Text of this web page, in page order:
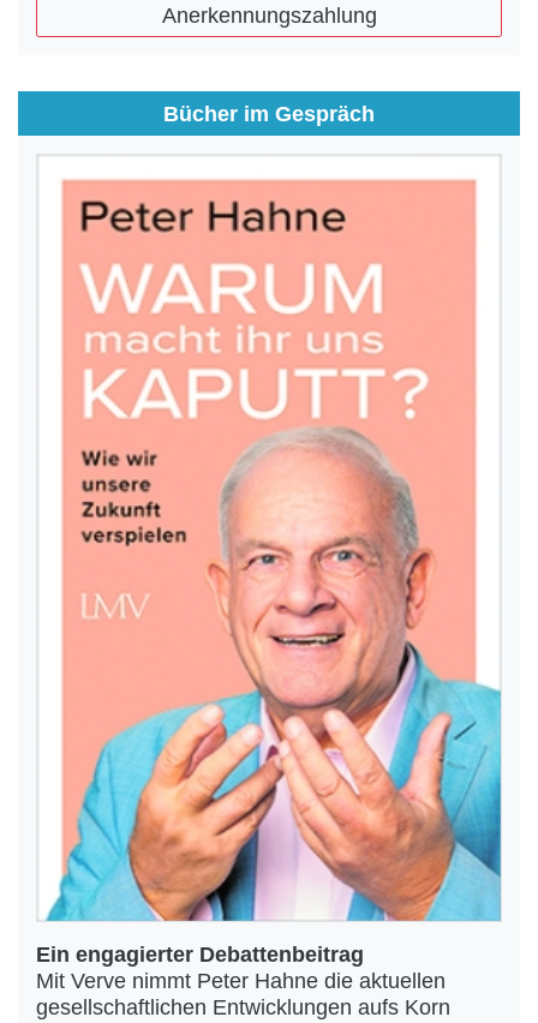
Anerkennungszahlung
Bücher im Gespräch
Ein engagierter Debattenbeitrag
Mit Verve nimmt Peter Hahne die aktuellen
gesellschaftlichen Entwicklungen aufs Korn